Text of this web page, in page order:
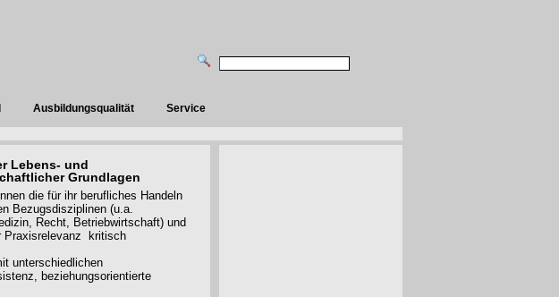
Ausbildungsqualität Service
Lebens- und
Grundlagen
die für ihr berufliches Handeln
Bezugsdisziplinen (u.a.
Recht, Betriebwirtschaft) und
Praxisrelevanz kritisch
unterschiedlichen
beziehungsorientierte